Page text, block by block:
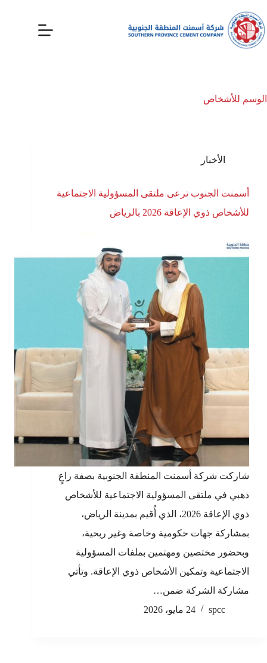
الوسم للأشخاص
الأخبار
أسمنت الجنوب ترعى ملتقى المسؤولية الاجتماعية
للأشخاص ذوي الإعاقة 2026 بالرياض
شاركت شركة أسمنت المنطقة الجنوبية بصفة راعٍ
ذهبي في ملتقى المسؤولية الاجتماعية للأشخاص
ذوي الإعاقة 2026، الذي أُقيم بمدينة الرياض،
بمشاركة جهات حكومية وخاصة وغير ربحية،
وبحضور مختصين ومهتمين بملفات المسؤولية
الاجتماعية وتمكين الأشخاص ذوي الإعاقة. وتأتي
مشاركة الشركة ضمن…
spcc
24 مايو، 2026